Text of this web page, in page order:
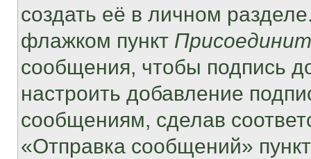
создать её в личном
флажком пункт
сообщения, чтобы подпись
настроить добавление
сообщениям, сделав
«Отправка сообщений»